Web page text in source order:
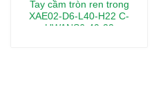
Tay cầm tròn ren trong
XAE02-D6-L40-H22 C-
UWANS6-40-22